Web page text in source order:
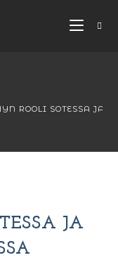
ROOLI SOTESSA JA
JA